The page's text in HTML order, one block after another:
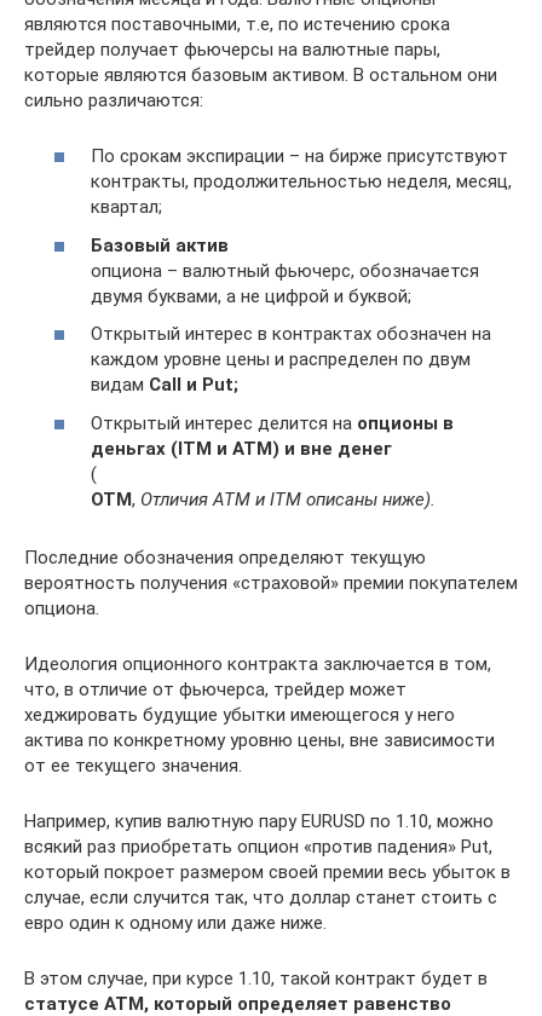
являются поставочными, т.е, по истечению срока
трейдер получает фьючерсы на валютные пары,
которые являются базовым активом. В остальном они
сильно различаются:
По срокам экспирации – на бирже присутствуют
контракты, продолжительностью неделя, месяц,
квартал;
Базовый актив
опциона – валютный фьючерс, обозначается
двумя буквами, а не цифрой и буквой;
Открытый интерес в контрактах обозначен на
каждом уровне цены и распределен по двум
видам Call и Put;
Открытый интерес делится на опционы в
деньгах (ITM и ATM) и вне денег
(
OTM, Отличия ATM и ITM описаны ниже).
Последние обозначения определяют текущую
вероятность получения «страховой» премии покупателем
опциона.
Идеология опционного контракта заключается в том,
что, в отличие от фьючерса, трейдер может
хеджировать будущие убытки имеющегося у него
актива по конкретному уровню цены, вне зависимости
от ее текущего значения.
Например, купив валютную пару EURUSD по 1.10, можно
всякий раз приобретать опцион «против падения» Put,
который покроет размером своей премии весь убыток в
случае, если случится так, что доллар станет стоить с
евро один к одному или даже ниже.
В этом случае, при курсе 1.10, такой контракт будет в
статусе ATM, который определяет равенство